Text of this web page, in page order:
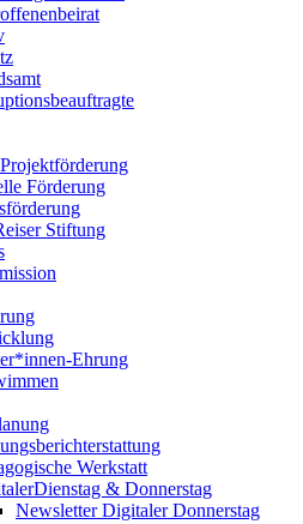
Förderung
Stiftung
Ehrung
Werkstatt
& Donnerstag
Newsletter Digitaler Donnerstag